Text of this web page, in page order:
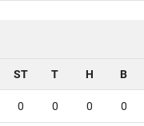
ST T H B
0 0 0 0